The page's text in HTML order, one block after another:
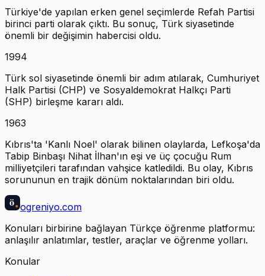
Türkiye'de yapılan erken genel seçimlerde Refah Partisi
birinci parti olarak çıktı. Bu sonuç, Türk siyasetinde
önemli bir değişimin habercisi oldu.
1994
Türk sol siyasetinde önemli bir adım atılarak, Cumhuriyet
Halk Partisi (CHP) ve Sosyaldemokrat Halkçı Parti
(SHP) birleşme kararı aldı.
1963
Kıbrıs'ta 'Kanlı Noel' olarak bilinen olaylarda, Lefkoşa'da
Tabip Binbaşı Nihat İlhan'ın eşi ve üç çocuğu Rum
milliyetçileri tarafından vahşice katledildi. Bu olay, Kıbrıs
sorununun en trajik dönüm noktalarından biri oldu.
ö ogreniyo.com
Konuları birbirine bağlayan Türkçe öğrenme platformu:
anlaşılır anlatımlar, testler, araçlar ve öğrenme yolları.
Konular